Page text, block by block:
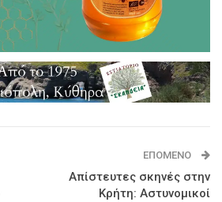
ΕΠΌΜΕΝΟ
Απίστευτες σκηνές στην
Κρήτη: Αστυνομικοί